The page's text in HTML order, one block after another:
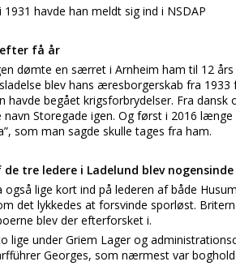
1931 havde han meldt sig ind i NSDAP
få år
dømte en særret i Arnheim ham til 12
blev hans æresborgerskab fra
havde begået krigsforbrydelser. Fra
navn Storegade igen. Og først i 2016
som man sagde skulle tages fra ham.
de tre ledere i Ladelund blev
også lige kort ind på lederen af både
det lykkedes at forsvinde sporløst.
blev der efterforsket i.
lige under Griem Lager og
Georges, som nærmest var